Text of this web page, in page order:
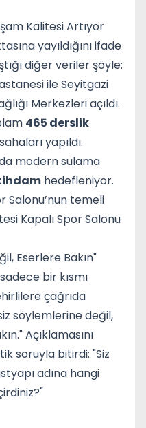
Kalitesi Artıyor
yayıldığını ifade
diğer veriler şöyle:
ile Seyitgazi
Merkezleri açıldı.
465 derslik
yapıldı.
modern sulama
hedefleniyor.
Salonu’nun temeli
Kapalı Spor Salonu
Eserlere Bakın"
bir kısmı
çağrıda
söylemlerine değil,
Açıklamasını
soruyla bitirdi: "Siz
adına hangi